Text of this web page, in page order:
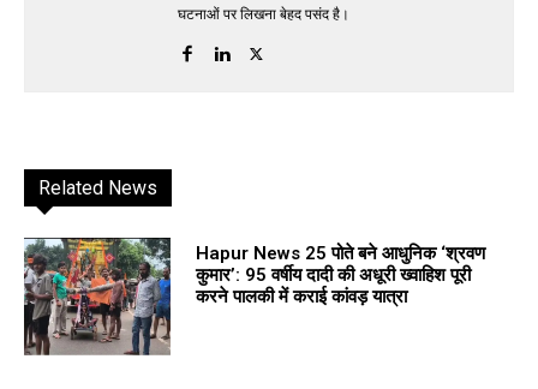
घटनाओं पर लिखना बेहद पसंद है।
Related News
Hapur News 25 पोते बने आधुनिक ‘श्रवण
कुमार’: 95 वर्षीय दादी की अधूरी ख्वाहिश पूरी
करने पालकी में कराई कांवड़ यात्रा